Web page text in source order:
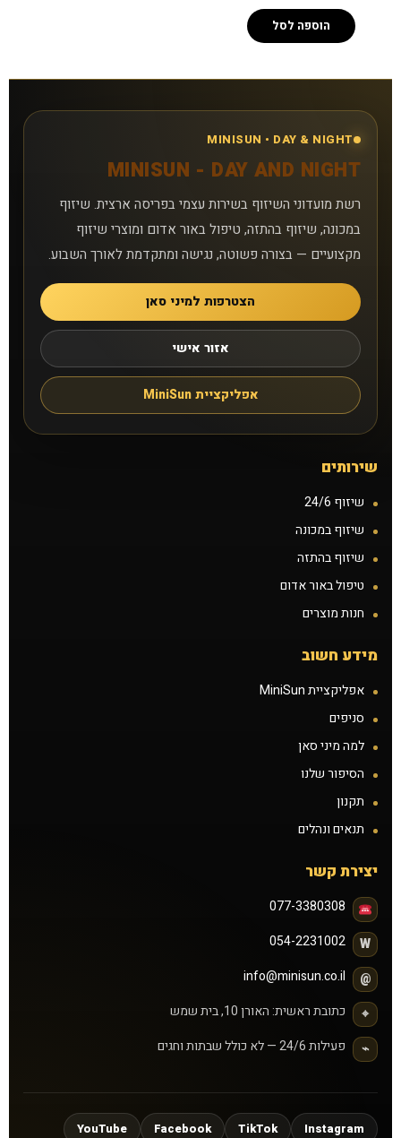
הוספה לסל
MINISUN • DAY & NIGHT
MINISUN - DAY AND NIGHT
רשת מועדוני השיזוף בשירות עצמי בפריסה ארצית. שיזוף
במכונה, שיזוף בהתזה, טיפול באור אדום ומוצרי שיזוף
מקצועיים — בצורה פשוטה, נגישה ומתקדמת לאורך השבוע.
הצטרפות למיני סאן
אזור אישי
אפליקציית MiniSun
שירותים
שיזוף 24/6
שיזוף במכונה
שיזוף בהתזה
טיפול באור אדום
חנות מוצרים
מידע חשוב
אפליקציית MiniSun
סניפים
למה מיני סאן
הסיפור שלנו
תקנון
תנאים ונהלים
יצירת קשר
077-3380308
W
054-2231002
@
info@minisun.co.il
⌖ כתובת ראשית: האורן 10, בית שמש
⌁ פעילות 24/6 — לא כולל שבתות וחגים
Instagram
TikTok
Facebook
YouTube